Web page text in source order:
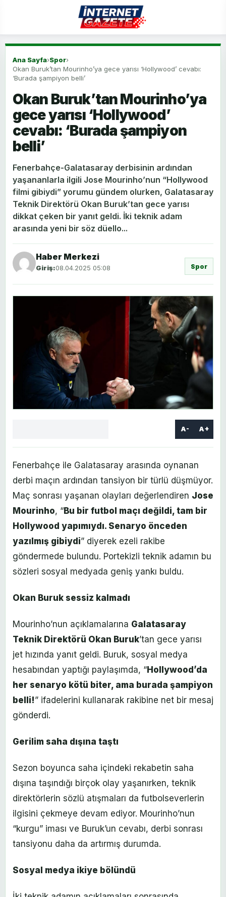
Ana Sayfa›Spor›
Okan Buruk’tan Mourinho’ya gece yarısı ‘Hollywood’ cevabı:
‘Burada şampiyon belli’
Okan Buruk’tan Mourinho’ya
gece yarısı ‘Hollywood’
cevabı: ‘Burada şampiyon
belli’
Fenerbahçe-Galatasaray derbisinin ardından
yaşananlarla ilgili Jose Mourinho’nun “Hollywood
filmi gibiydi” yorumu gündem olurken, Galatasaray
Teknik Direktörü Okan Buruk’tan gece yarısı
dikkat çeken bir yanıt geldi. İki teknik adam
arasında yeni bir söz düello...
Haber Merkezi
Giriş:08.04.2025 05:08 Spor
A- A+
Fenerbahçe ile Galatasaray arasında oynanan
derbi maçın ardından tansiyon bir türlü düşmüyor.
Maç sonrası yaşanan olayları değerlendiren Jose
Mourinho, “Bu bir futbol maçı değildi, tam bir
Hollywood yapımıydı. Senaryo önceden
yazılmış gibiydi” diyerek ezeli rakibe
göndermede bulundu. Portekizli teknik adamın bu
sözleri sosyal medyada geniş yankı buldu.
Okan Buruk sessiz kalmadı
Mourinho’nun açıklamalarına Galatasaray
Teknik Direktörü Okan Buruk’tan gece yarısı
jet hızında yanıt geldi. Buruk, sosyal medya
hesabından yaptığı paylaşımda, “Hollywood’da
her senaryo kötü biter, ama burada şampiyon
belli!” ifadelerini kullanarak rakibine net bir mesaj
gönderdi.
Gerilim saha dışına taştı
Sezon boyunca saha içindeki rekabetin saha
dışına taşındığı birçok olay yaşanırken, teknik
direktörlerin sözlü atışmaları da futbolseverlerin
ilgisini çekmeye devam ediyor. Mourinho’nun
“kurgu” iması ve Buruk’un cevabı, derbi sonrası
tansiyonu daha da artırmış durumda.
Sosyal medya ikiye bölündü